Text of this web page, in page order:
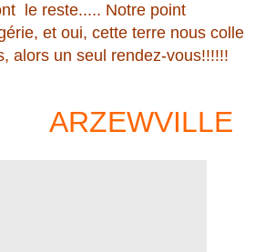
le reste..... Notre point
et oui, cette terre nous colle
alors un seul rendez-vous!!!!!!
ARZEWVILLE